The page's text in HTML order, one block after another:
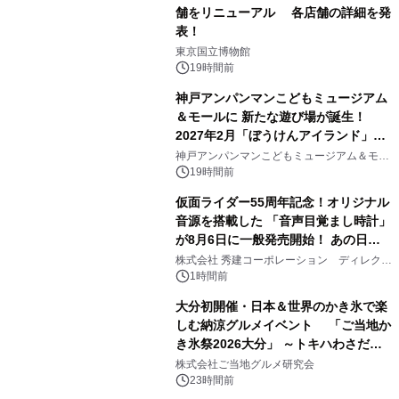
舗をリニューアル 各店舗の詳細を発
表！
東京国立博物館
19時間前
神戸アンパンマンこどもミュージアム
＆モールに 新たな遊び場が誕生！
2027年2月「ぼうけんアイランド」が
オープン
神戸アンパンマンこどもミュージアム＆モー
ル 19時間前
仮面ライダー55周年記念！オリジナル
音源を搭載した 「音声目覚まし時計」
が8月6日に一般発売開始！ あの日の
大興奮が今甦る
株式会社 秀建コーポレーション ディレクト
アートギャラリー
1時間前
大分初開催・日本＆世界のかき氷で楽
しむ納涼グルメイベント 「ご当地か
き氷祭2026大分」 ～トキハわさだタ
ウンで8月21日～31日まで11日間限定
開催～
株式会社ご当地グルメ研究会
23時間前